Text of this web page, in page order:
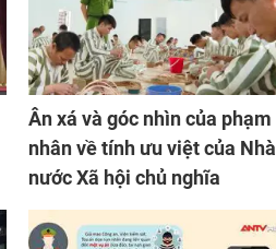
Ân xá và góc nhìn của phạm
nhân về tính ưu việt của Nhà
nước Xã hội chủ nghĩa